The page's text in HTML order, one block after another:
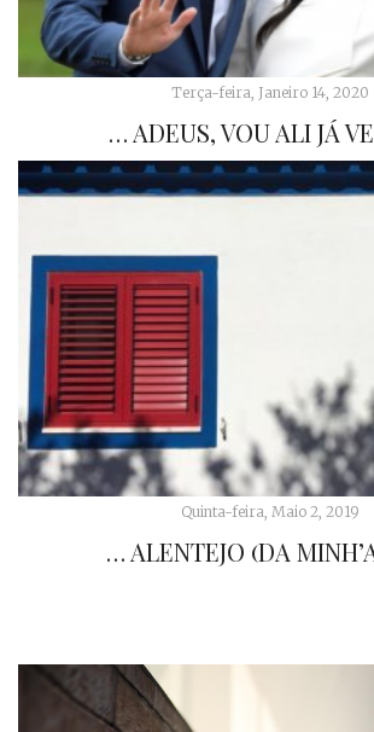
Terça-feira, Janeiro 14, 2020
… ADEUS, VOU ALI JÁ
Quinta-feira, Maio 2, 2019
… ALENTEJO (DA